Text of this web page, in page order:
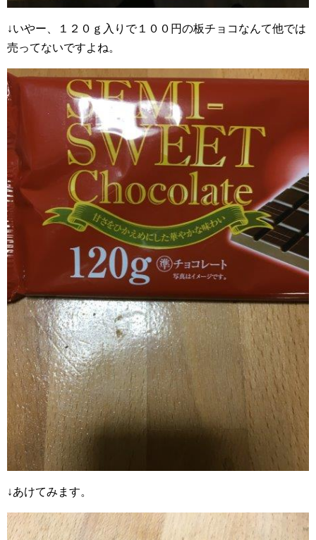
↓いやー、１２０ｇ入りで１００円の板チョコなんて他では
売ってないですよね。
↓あけてみます。